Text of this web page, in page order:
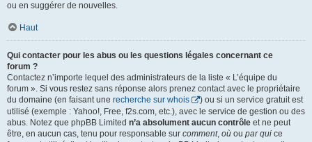
ou en suggérer de nouvelles.
Haut
Qui contacter pour les abus ou les questions légales concernant ce
forum ?
Contactez n’importe lequel des administrateurs de la liste « L’équipe du
forum ». Si vous restez sans réponse alors prenez contact avec le propriétaire
du domaine (en faisant une recherche sur whois
) ou si un service gratuit est
utilisé (exemple : Yahoo!, Free, f2s.com, etc.), avec le service de gestion ou des
abus. Notez que phpBB Limited n’a absolument aucun contrôle et ne peut
être, en aucun cas, tenu pour responsable sur comment, où ou par qui ce